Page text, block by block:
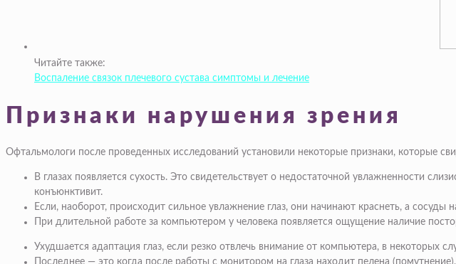
Читайте также:
Воспаление связок плечевого сустава симптомы и лечение
Признаки нарушения зрения
Офтальмологи после проведенных исследований установили некоторые признаки, которые
В глазах появляется сухость. Это свидетельствует о недостаточной увлажненности
конъюнктивит.
Если, наоборот, происходит сильное увлажнение глаз, они начинают краснеть, а сосуды
При длительной работе за компьютером у человека появляется ощущение наличие
Ухудшается адаптация глаз, если резко отвлечь внимание от компьютера, в
Последнее — это когда после работы с монитором на глаза находит пелена